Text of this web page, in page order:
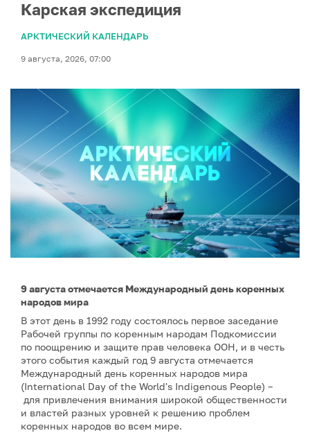
Карская экспедиция
АРКТИЧЕСКИЙ КАЛЕНДАРЬ
9 августа, 2026, 07:00
9 августа отмечается Международный день коренных
народов мира
В этот день в 1992 году состоялось первое заседание
Рабочей группы по коренным народам Подкомиссии
по поощрению и защите прав человека ООН, и в честь
этого события каждый год 9 августа отмечается
Международный день коренных народов мира
(International Day of the World's Indigenous People) –
для привлечения внимания широкой общественности
и властей разных уровней к решению проблем
коренных народов во всем мире.